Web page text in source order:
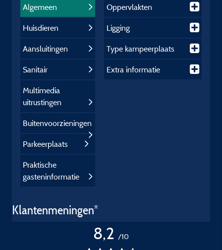
Algemeen
Huisdieren
Aansluitingen
Sanitair
Multimedia
uitrustingen
Buitenvoorzieningen
Parkeerplaats
Praktische
gasteninformatie
Oppervlakten
Ligging
Type kampeerplaats
Extra informatie
Klantenmeningen*
8,2 /10